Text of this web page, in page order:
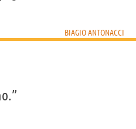
BIAGIO ANTONACCI